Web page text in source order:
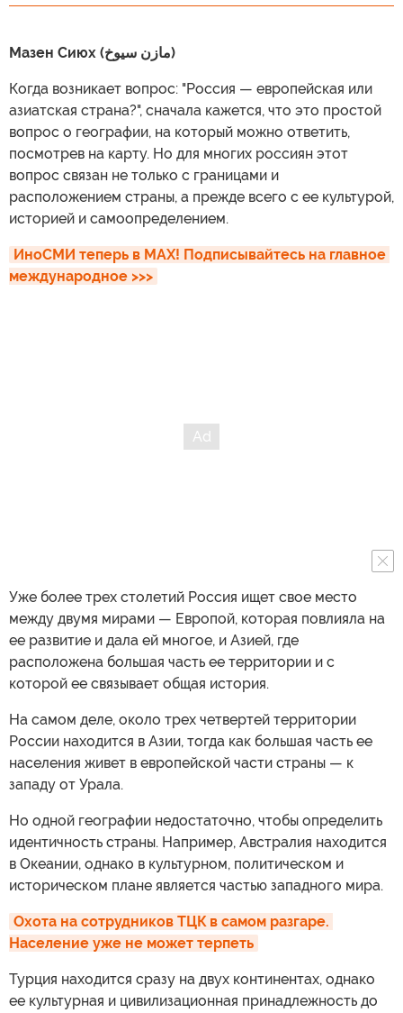
Мазен Сиюх (مازن سيوخ)
Когда возникает вопрос: "Россия — европейская или
азиатская страна?", сначала кажется, что это простой
вопрос о географии, на который можно ответить,
посмотрев на карту. Но для многих россиян этот
вопрос связан не только с границами и
расположением страны, а прежде всего с ее культурой,
историей и самоопределением.
ИноСМИ теперь в MAX! Подписывайтесь на главное
международное >>>
Уже более трех столетий Россия ищет свое место
между двумя мирами — Европой, которая повлияла на
ее развитие и дала ей многое, и Азией, где
расположена большая часть ее территории и с
которой ее связывает общая история.
На самом деле, около трех четвертей территории
России находится в Азии, тогда как большая часть ее
населения живет в европейской части страны — к
западу от Урала.
Но одной географии недостаточно, чтобы определить
идентичность страны. Например, Австралия находится
в Океании, однако в культурном, политическом и
историческом плане является частью западного мира.
Охота на сотрудников ТЦК в самом разгаре.
Население уже не может терпеть
Турция находится сразу на двух континентах, однако
ее культурная и цивилизационная принадлежность до